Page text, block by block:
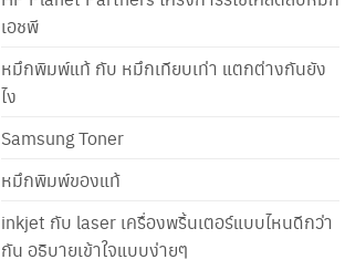
เอชพี
หมึกพิมพ์แท้ กับ หมึกเทียบเท่า แตกต่างกันยัง
ไง
Samsung Toner
หมึกพิมพ์ของแท้
inkjet กับ laser เครื่องพริ้นเตอร์แบบไหนดีกว่า
กัน อธิบายเข้าใจแบบง่ายๆ